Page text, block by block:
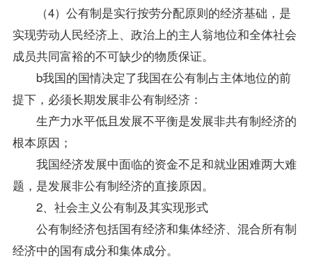
（4）公有制是实行按劳分配原则的经济基础，是
实现劳动人民经济上、政治上的主人翁地位和全体社会
成员共同富裕的不可缺少的物质保证。
b我国的国情决定了我国在公有制占主体地位的前
提下，必须长期发展非公有制经济：
生产力水平低且发展不平衡是发展非共有制经济的
根本原因；
我国经济发展中面临的资金不足和就业困难两大难
题，是发展非公有制经济的直接原因。
2、社会主义公有制及其实现形式
公有制经济包括国有经济和集体经济、混合所有制
经济中的国有成分和集体成分。